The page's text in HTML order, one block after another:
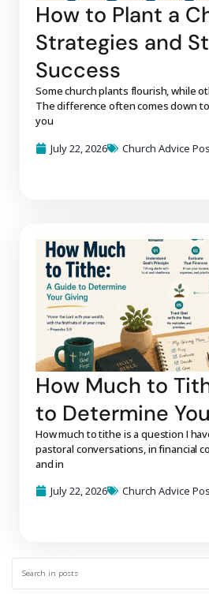
How to Plant a
Strategies and
Success
Some church plants flourish, while
The difference often comes down
you
July 22, 2026
Church Advice
How Much to
to Determine
How much to tithe is a question I
pastoral conversations, in financial
and in
July 22, 2026
Church Advice